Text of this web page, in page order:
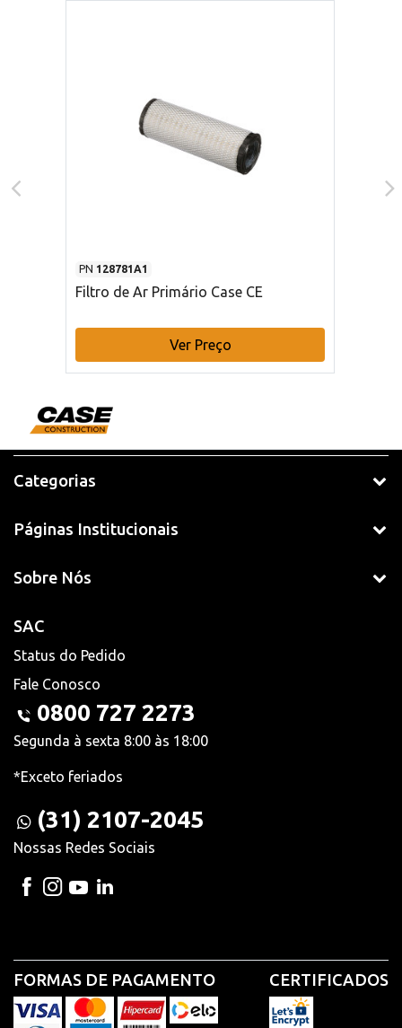
PN 128781A1
Filtro de Ar Primário Case CE
Ver Preço
Categorias
Páginas Institucionais
Sobre Nós
SAC
Status do Pedido
Fale Conosco
0800 727 2273
Segunda à sexta 8:00 às 18:00
*Exceto feriados
(31) 2107-2045
Nossas Redes Sociais
FORMAS DE PAGAMENTO CERTIFICADOS